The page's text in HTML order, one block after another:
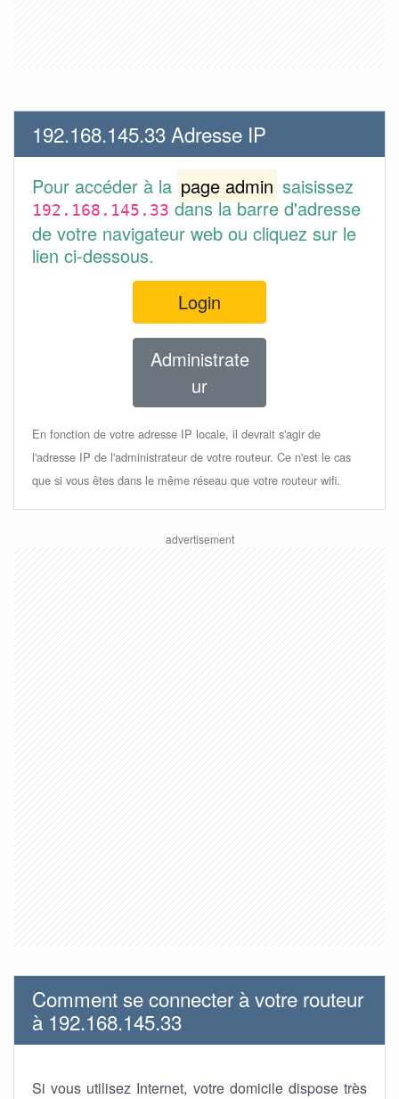
192.168.145.33 Adresse IP
Pour accéder à la page admin saisissez
192.168.145.33 dans la barre d'adresse
de votre navigateur web ou cliquez sur le
lien ci-dessous.
Login
Administrate
ur
En fonction de votre adresse IP locale, il devrait s'agir de
l'adresse IP de l'administrateur de votre routeur. Ce n'est le cas
que si vous êtes dans le même réseau que votre routeur wifi.
Comment se connecter à votre routeur
à 192.168.145.33
Si vous utilisez Internet, votre domicile dispose très